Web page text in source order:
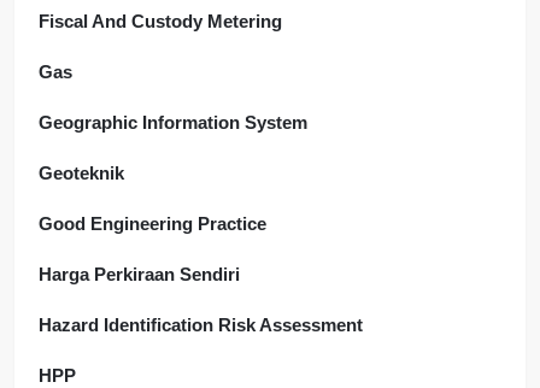
Fiscal And Custody Metering
Gas
Geographic Information System
Geoteknik
Good Engineering Practice
Harga Perkiraan Sendiri
Hazard Identification Risk Assessment
HPP